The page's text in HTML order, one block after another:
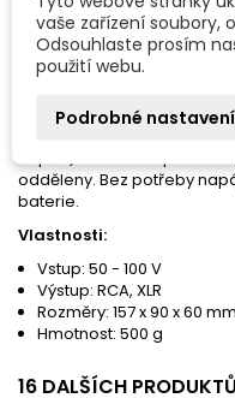
Omnitronic ELA-
Omnitronic ELA-100V-2-L
V audio signálu k
šroubovací svorkou. RCA
Nastavitelná úroveň
napětí). Izolované plastové
odděleny. Bez potřeby
baterie.
Vlastnosti:
Vstup: 50 - 100 V
Výstup: RCA, XLR
Rozměry: 157 x 90 x 60 mm
Hmotnost: 500 g
16 DALŠÍCH
vaše zařízení soubory,
Odsouhlaste prosím
použití webu.
Podrobné nastavení